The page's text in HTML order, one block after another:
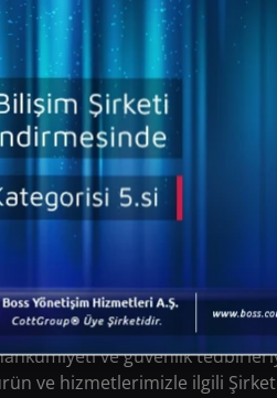
numarası, adres vb.)
müşteri gelir bilgisi, müşteri
ile ilgili olarak Veri Sahibinin
talebe bağlı CDR (call detail
vb.)
adres kayıt sistemi kayıtları,
gelen bilgi
testleri sonuçları vb.)
kararları gibi belgelerde yer
takip ve haklarımızı ileri
ve güvenlik
ve hizmetlerimizle ilgili